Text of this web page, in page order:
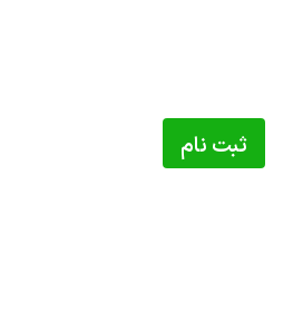
ثبت نام